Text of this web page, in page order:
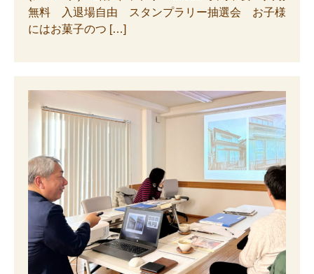
無料 入退場自由 スタンプラリー抽選会 お子様
にはお菓子のつ […]